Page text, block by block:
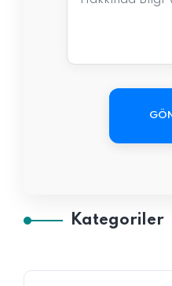
Kategoriler